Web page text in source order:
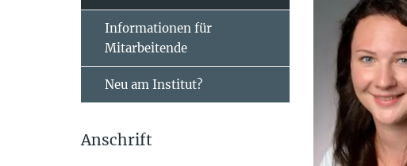
Informationen für
Mitarbeitende
Neu am Institut?
Anschrift